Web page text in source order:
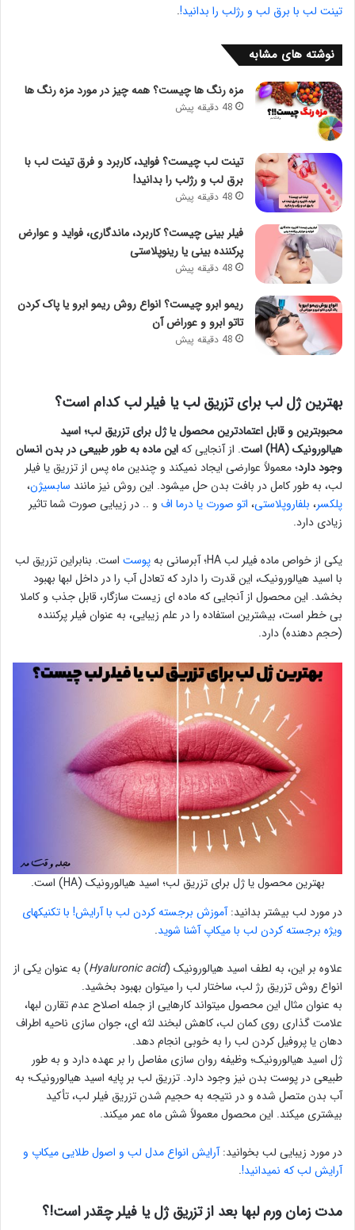
تینت لب با برق لب و رژلب را بدانید!.
نوشته های مشابه
مزه رنگ ها چیست؟ همه چیز در مورد مزه رنگ ها
48 دقیقه پیش
تینت لب چیست؟ فواید، کاربرد و فرق تینت لب با
برق لب و رژلب را بدانید!
48 دقیقه پیش
فیلر بینی چیست؟ کاربرد، ماندگاری، فواید و عوارض
پرکننده بینی یا رینوپلاستی
48 دقیقه پیش
ریمو ابرو چیست؟ انواع روش ریمو ابرو یا پاک کردن
تاتو ابرو و عوراض آن
48 دقیقه پیش
بهترین ژل لب برای تزریق لب یا فیلر لب کدام است؟
محبوبترین و قابل اعتمادترین محصول یا ژل برای تزریق لب؛ اسید
هیالورونیک (HA) است
. از آنجایی کهاین ماده به طور طبیعی در بدن انسان
وجود دارد؛ معمولاً عوارضی ایجاد نمیکند و چندین ماه پس از تزریق یا فیلر
لب، به طور کامل در بافت بدن حل میشود. این روش نیز مانند سابسیژن،
پلکسر، بلفاروپلاستی، اتو صورت یا درما اف و .. در زیبایی صورت شما تاثیر
زیادی دارد.
یکی از خواص ماده فیلر لب HA؛ آبرسانی به پوست است. بنابراین تزریق لب
با اسید هیالورونیک، این قدرت را دارد که تعادل آب را در داخل لبها بهبود
بخشد. این محصول از آنجایی که ماده ای زیست سازگار، قابل جذب و کاملا
بی خطر است، بیشترین استفاده را در علم زیبایی، به عنوان فیلر پرکننده
(حجم دهنده) دارد.
بهترین محصول یا ژل برای تزریق لب؛ اسید هیالورونیک (HA) است.
در مورد لب بیشتر بدانید:آموزش برجسته کردن لب با آرایش! با تکنیکهای
ویژه برجسته کردن لب با میکاپ آشنا شوید.
علاوه بر این، به لطف اسید هیالورونیک (Hyaluronic acid) به عنوان یکی از
انواع روش تزریق رژ لب، ساختار لب را میتوان بهبود بخشید.
به عنوان مثال این محصول میتواند کارهایی از جمله اصلاح عدم تقارن لبها،
علامت گذاری روی کمان لب، کاهش لبخند لثه ای، جوان سازی ناحیه اطراف
دهان یا پروفیل کردن لب را به خوبی انجام دهد.
ژل اسید هیالورونیک؛ وظیفه روان سازی مفاصل را بر عهده دارد و به طور
طبیعی در پوست بدن نیز وجود دارد. تزریق لب بر پایه اسید هیالورونیک؛ به
آب بدن متصل شده و در نتیجه به حجیم شدن تزریق فیلر لب، تأکید
بیشتری میکند. این محصول معمولاً شش ماه عمر میکند.
در مورد زیبایی لب بخوانید:آرایش انواع مدل لب و اصول طلایی میکاپ و
آرایش لب که نمیدانید!.
مدت زمان ورم لبها بعد از تزریق ژل یا فیلر چقدر است!؟